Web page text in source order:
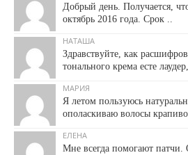
Добрый день. Получается,
октябрь 2016 года. Срок ..
НАТАША
Здравствуйте, как
тонального крема есте
МАРИЯ
Я летом пользуюсь
ополаскиваю волосы
ЕЛЕНА
Мне всегда помогают